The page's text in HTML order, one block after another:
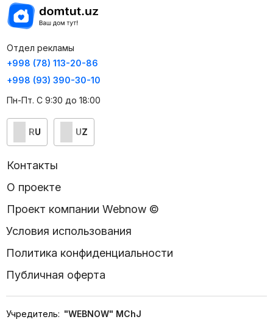
Отдел рекламы
+998 (78) 113-20-86
+998 (93) 390-30-10
Пн-Пт. С 9:30 до 18:00
RU UZ
Контакты
О проекте
Проект компании Webnow ©
Условия использования
Политика конфиденциальности
Публичная оферта
Учредитель: "WEBNOW" MChJ